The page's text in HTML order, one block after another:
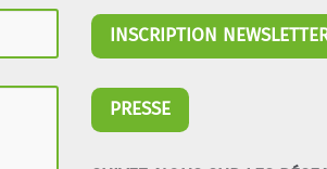
INSCRIPTION
PRESSE